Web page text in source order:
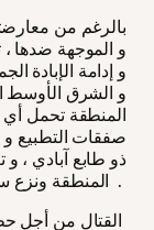
بالرغم من
و الموجهة ضدها ،
و إدامة الإبادة
و الشرق الأوسط
المنطقة تحمل
صفقات التطبيع و
ذو طابع آبادي
المنطقة ونزع سلاحها .